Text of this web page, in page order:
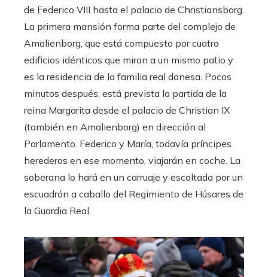
de Federico VIII hasta el palacio de Christiansborg.
La primera mansión forma parte del complejo de
Amalienborg, que está compuesto por cuatro
edificios idénticos que miran a un mismo patio y
es la residencia de la familia real danesa. Pocos
minutos después, está prevista la partida de la
reina Margarita desde el palacio de Christian IX
(también en Amalienborg) en dirección al
Parlamento. Federico y María, todavía príncipes
herederos en ese momento, viajarán en coche. La
soberana lo hará en un carruaje y escoltada por un
escuadrón a caballo del Regimiento de Húsares de
la Guardia Real.